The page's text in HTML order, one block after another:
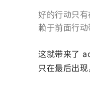
好的行动只
赖于前面行动
这就带来了
只在最后出现